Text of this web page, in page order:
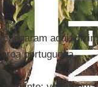
aqui,
portuguesa.